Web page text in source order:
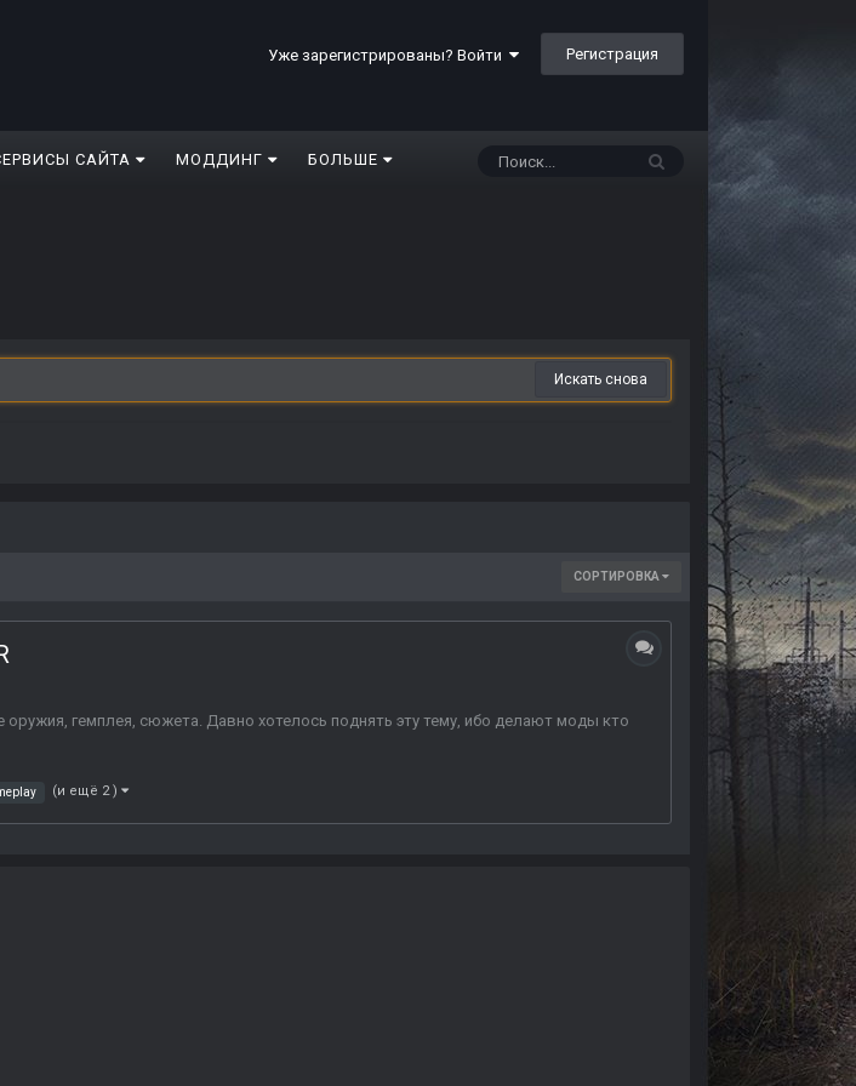
Уже зарегистрированы? Войти Регистрация
САЙТА МОДДИНГ БОЛЬШЕ
Искать снова
СОРТИРОВКА
гемплея, сюжета. Давно хотелось поднять эту тему, ибо делают моды кто
(и ещё 2 )